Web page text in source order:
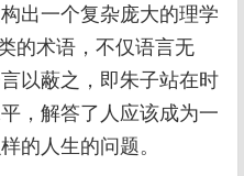
出一个复杂庞大的理学
的术语，不仅语言无
以蔽之，即朱子站在时
，解答了人应该成为一
的人生的问题。